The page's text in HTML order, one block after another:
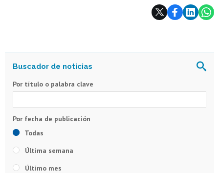
Por título o palabra clave
Todas
Última semana
Último mes